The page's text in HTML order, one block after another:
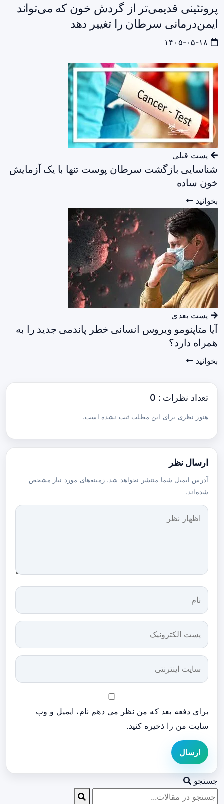
پروتئینی قدیمی‌تر از گردش خون که می‌تواند
ایمن‌درمانی سرطان را تغییر دهد
پست قبلی
شناسایی بازگشت سرطان پوست تنها با یک آزمایش
خون ساده
بخوانید
پست بعدی
آیا متاپنومو ویروس انسانی خطر پاندمی جدید را به
همراه دارد؟
بخوانید
تعداد نظرات : 0
هنوز نظری برای این مطلب ثبت نشده است.
ارسال نظر
آدرس ایمیل شما منتشر نخواهد شد. زمینه‌های مورد نیاز مشخص
شده‌اند.
برای دفعه بعد که من نظر می دهم نام، ایمیل و وب
سایت من را ذخیره کنید.
ارسال
جستجو